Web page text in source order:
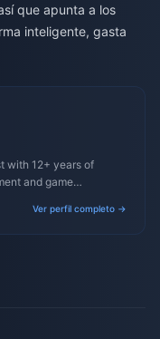
que apunta a los
inteligente, gasta
with 12+ years of
and game
Ver perfil completo →